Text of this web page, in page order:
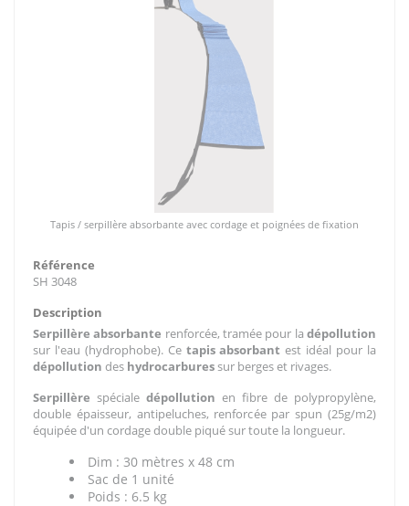
Tapis / serpillère absorbante avec cordage et poignées de fixation
Référence
SH 3048
Description
Serpillère absorbante renforcée, tramée pour ladépollution
sur l'eau (hydrophobe). Cetapis absorbant est idéal pour la
dépollution des hydrocarburessur berges et rivages.
Serpillère spéciale dépollution en fibre de polypropylène,
double épaisseur, antipeluches, renforcée par spun (25g/m2)
équipée d'un cordage double piqué sur toute la longueur.
Dim : 30 mètres x 48 cm
Sac de 1 unité
Poids : 6.5 kg